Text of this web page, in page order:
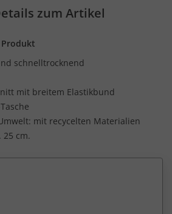
zum Artikel
schnelltrocknend
mit breitem Elastikbund
mit recycelten Materialien
25 cm.